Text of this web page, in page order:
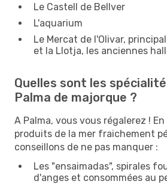
Le Castell de Bellver
L'aquarium
Le Mercat de l'Olivar,
et la Llotja, les anciennes
Quelles sont les
Palma de majorque ?
A Palma, vous vous régalerez !
produits de la mer fraichement
conseillons de ne pas manquer :
Les "ensaimadas", spirales
d'anges et consommées au